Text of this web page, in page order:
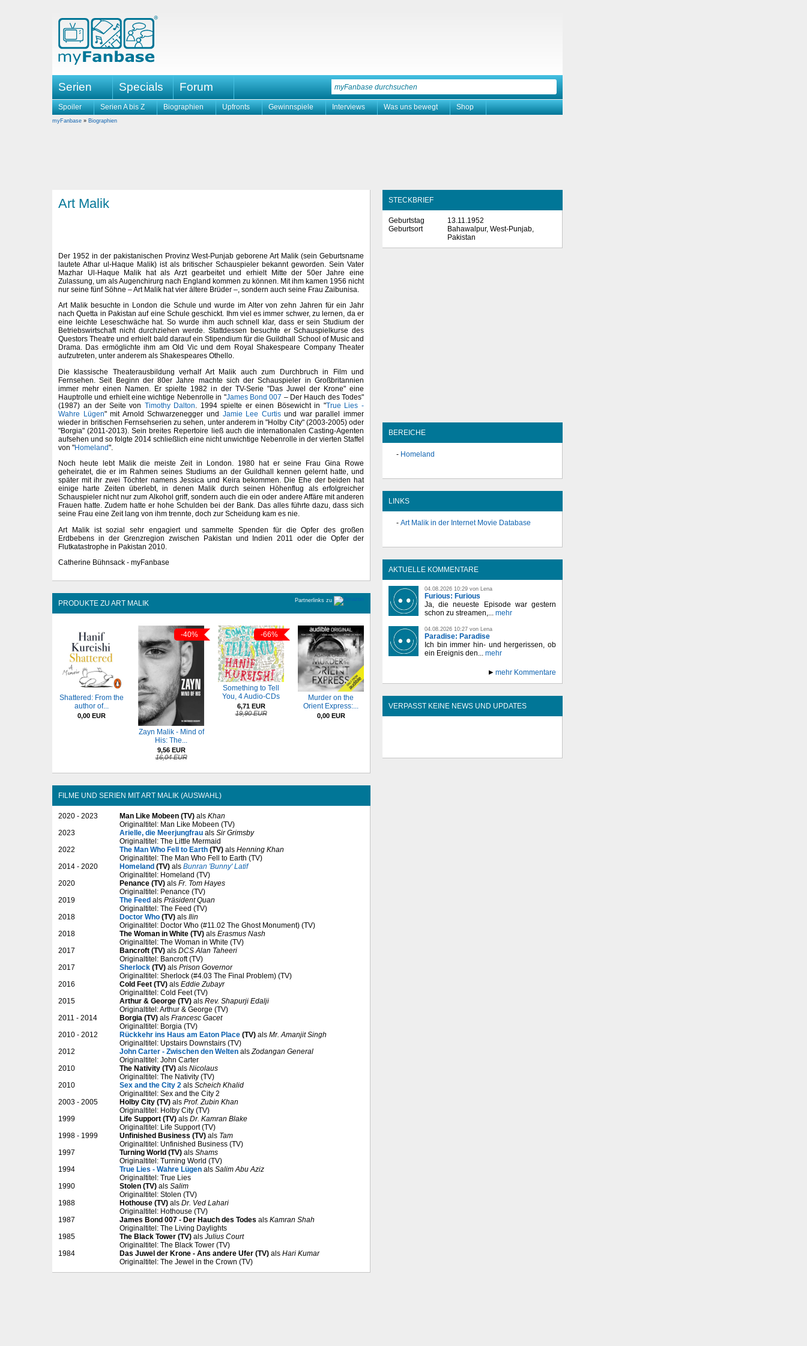
Serien Specials Forum
Spoiler Serien A bis Z Biographien Upfronts Gewinnspiele Interviews Was uns bewegt Shop
myFanbase » Biographien
Art Malik
Der 1952 in der pakistanischen Provinz West-Punjab geborene Art Malik (sein Geburtsname
lautete Athar ul-Haque Malik) ist als britischer Schauspieler bekannt geworden. Sein Vater
Mazhar Ul-Haque Malik hat als Arzt gearbeitet und erhielt Mitte der 50er Jahre eine
Zulassung, um als Augenchirurg nach England kommen zu können. Mit ihm kamen 1956 nicht
nur seine fünf Söhne – Art Malik hat vier ältere Brüder –, sondern auch seine Frau Zaibunisa.
Art Malik besuchte in London die Schule und wurde im Alter von zehn Jahren für ein Jahr
nach Quetta in Pakistan auf eine Schule geschickt. Ihm viel es immer schwer, zu lernen, da er
eine leichte Leseschwäche hat. So wurde ihm auch schnell klar, dass er sein Studium der
Betriebswirtschaft nicht durchziehen werde. Stattdessen besuchte er Schauspielkurse des
Questors Theatre und erhielt bald darauf ein Stipendium für die Guildhall School of Music and
Drama. Das ermöglichte ihm am Old Vic und dem Royal Shakespeare Company Theater
aufzutreten, unter anderem als Shakespeares Othello.
Die klassische Theaterausbildung verhalf Art Malik auch zum Durchbruch in Film und
Fernsehen. Seit Beginn der 80er Jahre machte sich der Schauspieler in Großbritannien
immer mehr einen Namen. Er spielte 1982 in der TV-Serie "Das Juwel der Krone" eine
Hauptrolle und erhielt eine wichtige Nebenrolle in "James Bond 007 – Der Hauch des Todes"
(1987) an der Seite von Timothy Dalton. 1994 spielte er einen Bösewicht in "True Lies -
Wahre Lügen" mit Arnold Schwarzenegger und Jamie Lee Curtisund war parallel immer
wieder in britischen Fernsehserien zu sehen, unter anderem in "Holby City" (2003-2005) oder
"Borgia" (2011-2013). Sein breites Repertoire ließ auch die internationalen Casting-Agenten
aufsehen und so folgte 2014 schließlich eine nicht unwichtige Nebenrolle in der vierten Staffel
von "Homeland".
Noch heute lebt Malik die meiste Zeit in London. 1980 hat er seine Frau Gina Rowe
geheiratet, die er im Rahmen seines Studiums an der Guildhall kennen gelernt hatte, und
später mit ihr zwei Töchter namens Jessica und Keira bekommen. Die Ehe der beiden hat
einige harte Zeiten überlebt, in denen Malik durch seinen Höhenflug als erfolgreicher
Schauspieler nicht nur zum Alkohol griff, sondern auch die ein oder andere Affäre mit anderen
Frauen hatte. Zudem hatte er hohe Schulden bei der Bank. Das alles führte dazu, dass sich
seine Frau eine Zeit lang von ihm trennte, doch zur Scheidung kam es nie.
Art Malik ist sozial sehr engagiert und sammelte Spenden für die Opfer des großen
Erdbebens in der Grenzregion zwischen Pakistan und Indien 2011 oder die Opfer der
Flutkatastrophe in Pakistan 2010.
Catherine Bühnsack - myFanbase
Partnerlinks zu
PRODUKTE ZU ART MALIK
Shattered: From the
author of...
0,00 EUR
-40%
Zayn Malik - Mind of
His: The...
9,56 EUR
16,04 EUR
-66%
Something to Tell
You, 4 Audio-CDs
6,71 EUR
19,90 EUR
Murder on the
Orient Express:...
0,00 EUR
FILME UND SERIEN MIT ART MALIK (AUSWAHL)
2020 - 2023 Man Like Mobeen (TV) als Khan
Originaltitel: Man Like Mobeen (TV)
2023
Arielle, die Meerjungfrau als Sir Grimsby
Originaltitel: The Little Mermaid
2022
The Man Who Fell to Earth (TV) als Henning Khan
Originaltitel: The Man Who Fell to Earth (TV)
2014 - 2020
Homeland (TV) als Bunran 'Bunny' Latif
Originaltitel: Homeland (TV)
2020
Penance (TV) als Fr. Tom Hayes
Originaltitel: Penance (TV)
2019
The Feed als Präsident Quan
Originaltitel: The Feed (TV)
2018
Doctor Who (TV) als Ilin
Originaltitel: Doctor Who (#11.02 The Ghost Monument) (TV)
2018
The Woman in White (TV) als Erasmus Nash
Originaltitel: The Woman in White (TV)
2017
Bancroft (TV) als DCS Alan Taheeri
Originaltitel: Bancroft (TV)
2017
Sherlock (TV) als Prison Governor
Originaltitel: Sherlock (#4.03 The Final Problem) (TV)
2016
Cold Feet (TV) als Eddie Zubayr
Originaltitel: Cold Feet (TV)
2015
Arthur & George (TV) als Rev. Shapurji Edalji
Originaltitel: Arthur & George (TV)
2011 - 2014
Borgia (TV) als Francesc Gacet
Originaltitel: Borgia (TV)
2010 - 2012
Rückkehr ins Haus am Eaton Place (TV) als Mr. Amanjit Singh
Originaltitel: Upstairs Downstairs (TV)
2012
John Carter - Zwischen den Welten als Zodangan General
Originaltitel: John Carter
2010
The Nativity (TV) als Nicolaus
Originaltitel: The Nativity (TV)
2010
Sex and the City 2 als Scheich Khalid
Originaltitel: Sex and the City 2
2003 - 2005
Holby City (TV) als Prof. Zubin Khan
Originaltitel: Holby City (TV)
1999
Life Support (TV) als Dr. Kamran Blake
Originaltitel: Life Support (TV)
1998 - 1999
Unfinished Business (TV) als Tam
Originaltitel: Unfinished Business (TV)
1997
Turning World (TV) als Shams
Originaltitel: Turning World (TV)
1994
True Lies - Wahre Lügen als Salim Abu Aziz
Originaltitel: True Lies
1990
Stolen (TV) als Salim
Originaltitel: Stolen (TV)
1988
Hothouse (TV) als Dr. Ved Lahari
Originaltitel: Hothouse (TV)
1987
James Bond 007 - Der Hauch des Todes als Kamran Shah
Originaltitel: The Living Daylights
1985
The Black Tower (TV) als Julius Court
Originaltitel: The Black Tower (TV)
1984
Das Juwel der Krone - Ans andere Ufer (TV) als Hari Kumar
Originaltitel: The Jewel in the Crown (TV)
STECKBRIEF
Geburtstag
13.11.1952
Geburtsort
Bahawalpur, West-Punjab,
Pakistan
BEREICHE
Homeland
LINKS
Art Malik in der Internet Movie Database
AKTUELLE KOMMENTARE
04.08.2026 10:29 von Lena
Furious: Furious
Ja, die neueste Episode war gestern
schon zu streamen,... mehr
04.08.2026 10:27 von Lena
Paradise: Paradise
Ich bin immer hin- und hergerissen, ob
ein Ereignis den... mehr
mehr Kommentare
VERPASST KEINE NEWS UND UPDATES